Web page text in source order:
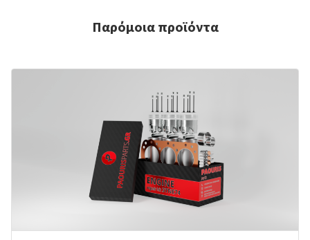
Παρόμοια προϊόντα